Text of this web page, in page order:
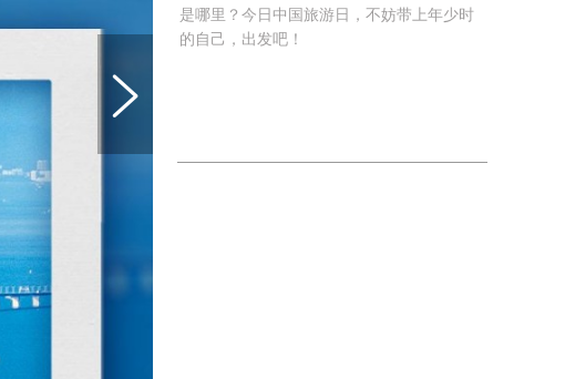
是哪里？今日中国旅游日，不妨带上年少时
的自己，出发吧！